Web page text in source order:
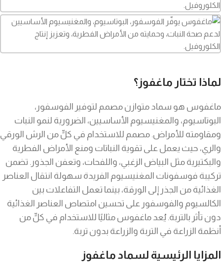
لماذا تختار ماغفوز؟
ماغفوس هو سماد متوازن مصمم لتوفير الفوسفور،
البوتاسيوم، والمغنيسيوم الأساسيين، الضرورية لنمو النبات
ومقاومته للأمراض. مصمم للاستخدام في كلٍّ من الرش الورقي
والري، حيث يعمل على تقوية النباتات ومنع الأمراض الفطرية
والبكتيرية مثل البياض الزغبي، واللفحات، وتعفن الجذور. تضمن
تركيبة فوسفونات المغنيسيوم الفريدة سهولة انتقال العناصر
الغذائية من الجذر إلى الورقة، بينما تعمل التفاعلات بين
الكالسيوم والفوسفور على تحسين امتصاص العناصر الغذائية
دون تأثر بالتربة. يُعد ماغفوس مثاليًا للاستخدام في كلٍّ من
أنظمة الزراعة في التربة والزراعة بدون تربة.
المزايا الرئيسية لسماد ماغفوز